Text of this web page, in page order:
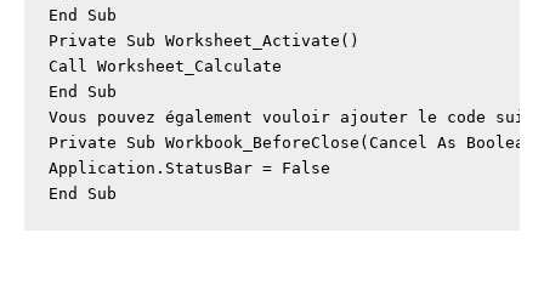
End Sub
Private Sub Worksheet_Activate()
Call Worksheet_Calculate
End Sub
Vous pouvez également vouloir ajouter le code
Private Sub Workbook_BeforeClose(Cancel As Boolean)
Application.StatusBar = False
End Sub